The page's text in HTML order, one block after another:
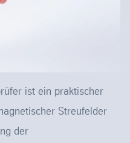
ist ein praktischer
Streufelder
der